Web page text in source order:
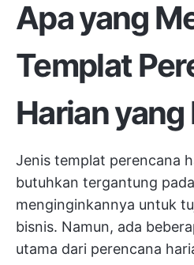
Apa yang
Templat
Harian yang
Jenis templat perencana
butuhkan tergantung
menginginkannya untuk
bisnis. Namun, ada
utama dari perencana